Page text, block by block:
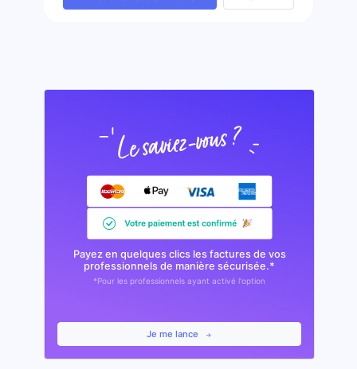
Payez en quelques clics les factures de vos
professionnels de manière sécurisée.*
*Pour les professionnels ayant activé l'option
Je me lance